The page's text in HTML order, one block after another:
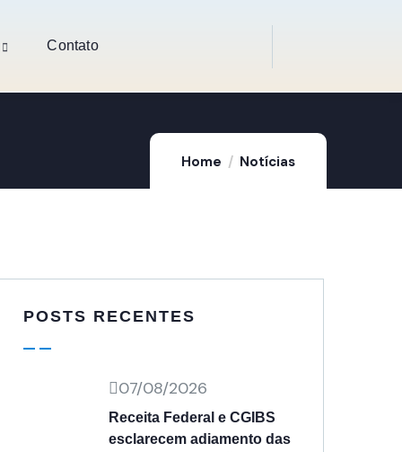
Contato
Home Notícias
POSTS RECENTES
07/08/2026
Receita Federal e CGIBS
esclarecem adiamento das